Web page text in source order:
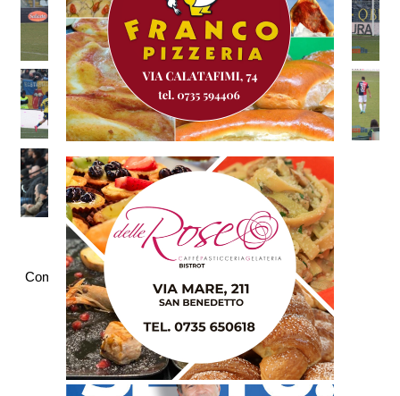
Commenti